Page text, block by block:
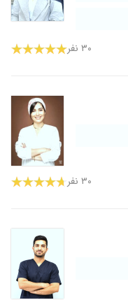
۳۰ نفر
۳۰ نفر